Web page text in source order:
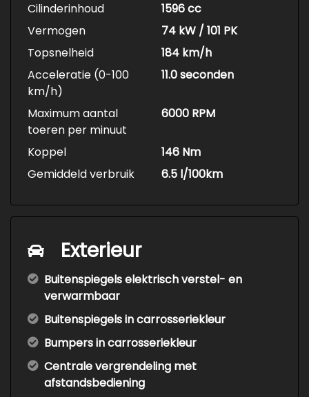
Cilinderinhoud
1596 cc
Vermogen
74 kW / 101 PK
Topsnelheid
184 km/h
Acceleratie (0-100
km/h)
11.0 seconden
Maximum aantal
toeren per minuut
6000 RPM
Koppel
146 Nm
Gemiddeld verbruik
6.5 l/100km
Exterieur
Buitenspiegels elektrisch verstel- en
verwarmbaar
Buitenspiegels in carrosseriekleur
Bumpers in carrosseriekleur
Centrale vergrendeling met
afstandsbediening